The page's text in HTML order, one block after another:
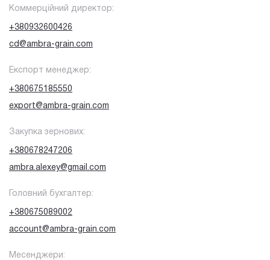
Коммерційний директор:
+380932600426
cd@ambra-grain.com
Експорт менеджер:
+380675185550
export@ambra-grain.com
Закупка зернових:
+380678247206
ambra.alexey@gmail.com
Головний бухгалтер:
+380675089002
account@ambra-grain.com
Месенджери: